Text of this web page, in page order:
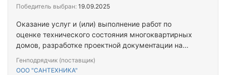
Оказание услуг и (или) выполнение работ по
оценке технического состояния многоквартирных
домов, разработке проектной документации на
имущества многоквартирных домов,
Генподрядчик (поставщик)
ООО "САНТЕХНИКА"
Победитель выбран: 19.09.2025